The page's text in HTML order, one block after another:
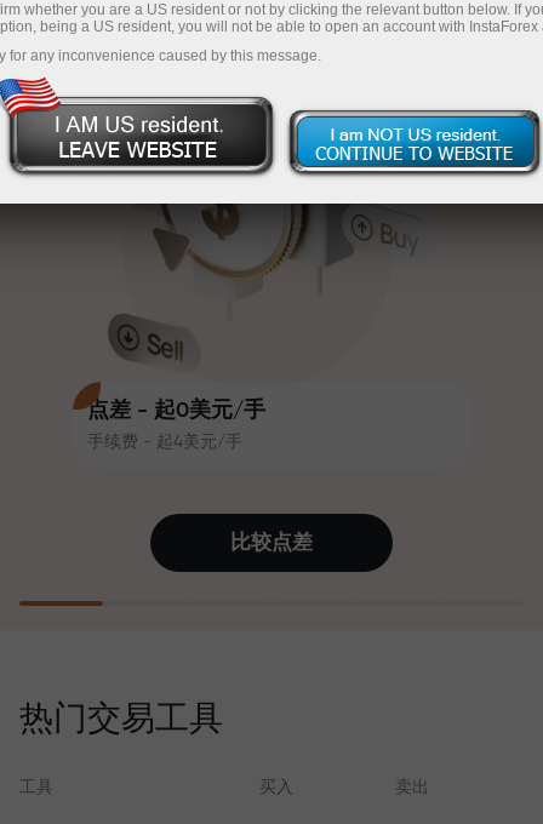
InstaForex
点差 - 起0美元/手
手续费 - 起4美元/手
时可获得高达30%的奖金，并享受
其他促销活动和优惠
赛道速度与交易速度共享相同价值
观。Ales Loprais将刺激与纪律元素
带入交易世界，作为InstaForex合作
伙伴，激励客户实现雄心勃勃的目
值账户即可获得iPhone、MacBook
或梦想旅行
证6个月内利润增长3倍。放心交易—
您的资金受到保护！
您的专属礼物大奖
充值$333—选择价值高达$1,500的礼物
无风险交易—
我们保证您的利润
最高X1000奖金—市场上最大倍数
比较点差
热门交易工具
工具 买入 卖出
whether you are a US resident or not by clicking the relevant button below. If
being a US resident, you will not be able to open an account with InstaForex
for any inconvenience caused by this message.